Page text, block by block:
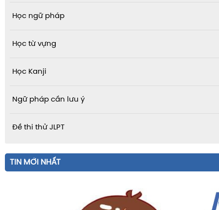
Học ngữ pháp
Học từ vựng
Học Kanji
Ngữ pháp cần lưu ý
Đề thi thử JLPT
TIN MỚI NHẤT